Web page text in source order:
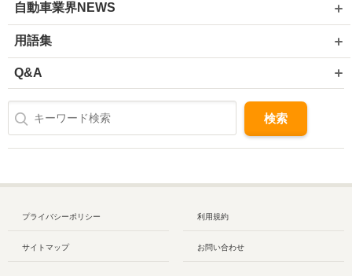
自動車業界NEWS
用語集
Q&A
プライバシーポリシー 利用規約
サイトマップ お問い合わせ